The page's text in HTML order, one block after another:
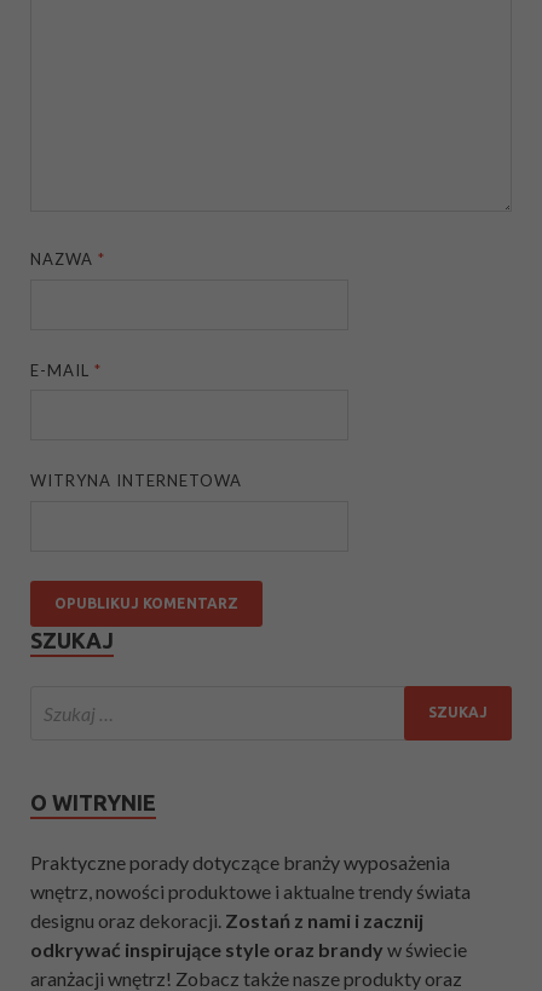
NAZWA*
E-MAIL*
WITRYNA INTERNETOWA
SZUKAJ
O WITRYNIE
Praktyczne porady dotyczące branży wyposażenia
wnętrz, nowości produktowe i aktualne trendy świata
designu oraz dekoracji. Zostań z nami i zacznij
odkrywać inspirujące style oraz brandy w świecie
aranżacji wnętrz! Zobacz także nasze produkty oraz